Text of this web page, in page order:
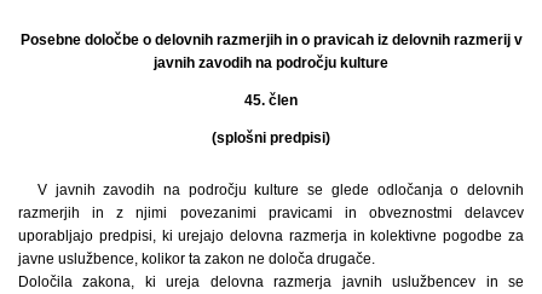
Posebne določbe o delovnih razmerjih in o pravicah iz delovnih razmerij v
javnih zavodih na področju kulture
45. člen
(splošni predpisi)
V javnih zavodih na področju kulture se glede odločanja o delovnih
razmerjih in z njimi povezanimi pravicami in obveznostmi delavcev
uporabljajo predpisi, ki urejajo delovna razmerja in kolektivne pogodbe za
javne uslužbence, kolikor ta zakon ne določa drugače.
Določila zakona, ki ureja delovna razmerja javnih uslužbencev in se